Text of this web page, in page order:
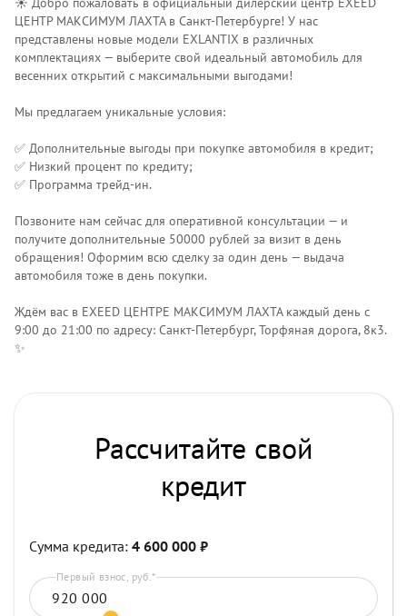
ЦЕНТР МАКСИМУМ ЛАХТА в Санкт‑Петербурге! У нас
представлены новые модели EXLANTIX в различных
комплектациях — выберите свой идеальный автомобиль для
весенних открытий с максимальными выгодами!
Мы предлагаем уникальные условия:
✅ Дополнительные выгоды при покупке автомобиля в кредит;
✅ Низкий процент по кредиту;
✅ Программа трейд‑ин.
Позвоните нам сейчас для оперативной консультации — и
получите дополнительные 50000 рублей за визит в день
обращения! Оформим всю сделку за один день — выдача
автомобиля тоже в день покупки.
Ждём вас в EXEED ЦЕНТРЕ МАКСИМУМ ЛАХТА каждый день с
9:00 до 21:00 по адресу: Санкт‑Петербург, Торфяная дорога, 8к3.
✨
Рассчитайте свой
кредит
Сумма кредита: 4 600 000 ₽
Первый взнос, руб.*